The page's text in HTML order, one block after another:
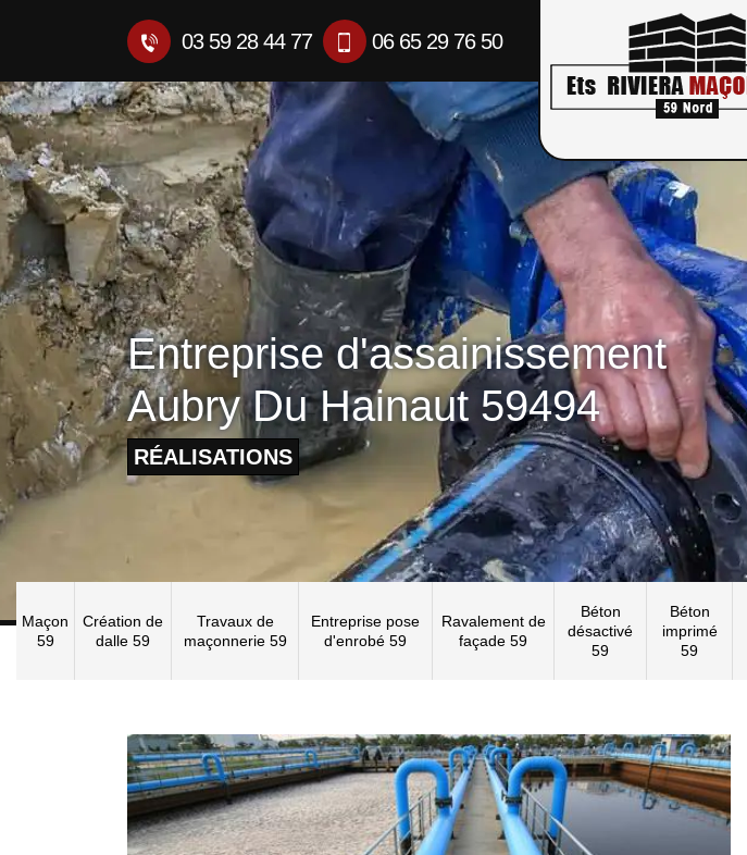
03 59 28 44 77 06 65 29 76 50
Entreprise d'assainissement
Aubry Du Hainaut 59494
RÉALISATIONS
Maçon
59
Création de
dalle 59
Travaux de
maçonnerie 59
Entreprise pose
d'enrobé 59
Ravalement de
façade 59
Béton
désactivé
59
Béton
imprimé
59